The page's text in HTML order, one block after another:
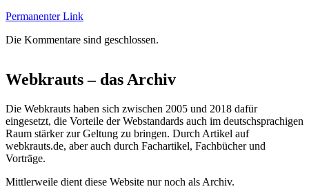
Permanenter Link
Die Kommentare sind geschlossen.
Webkrauts – das Archiv
Die Webkrauts haben sich zwischen 2005 und 2018 dafür
eingesetzt, die Vorteile der Webstandards auch im deutschsprachigen
Raum stärker zur Geltung zu bringen. Durch Artikel auf
webkrauts.de, aber auch durch Fachartikel, Fachbücher und
Vorträge.
Mittlerweile dient diese Website nur noch als Archiv.